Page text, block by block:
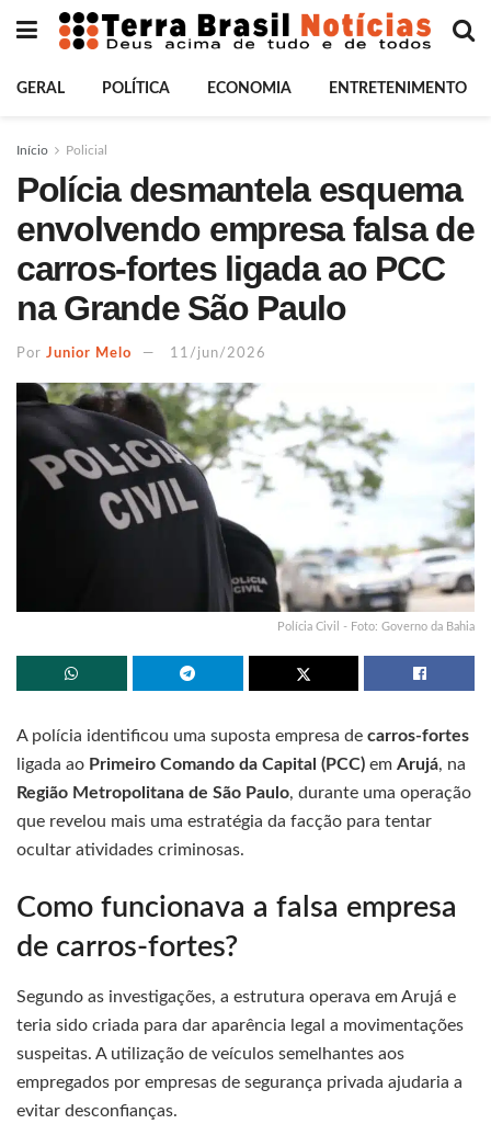
GERAL POLÍTICA ECONOMIA ENTRETENIMENTO
Início Policial
Polícia desmantela esquema
envolvendo empresa falsa de
carros-fortes ligada ao PCC
na Grande São Paulo
Por Junior Melo 11/jun/2026
Polícia Civil - Foto: Governo da Bahia
A polícia identificou uma suposta empresa de carros-fortes
ligada ao Primeiro Comando da Capital (PCC) em Arujá, na
Região Metropolitana de São Paulo, durante uma operação
que revelou mais uma estratégia da facção para tentar
ocultar atividades criminosas.
Como funcionava a falsa empresa
de carros-fortes?
Segundo as investigações, a estrutura operava em Arujá e
teria sido criada para dar aparência legal a movimentações
suspeitas. A utilização de veículos semelhantes aos
empregados por empresas de segurança privada ajudaria a
evitar desconfianças.